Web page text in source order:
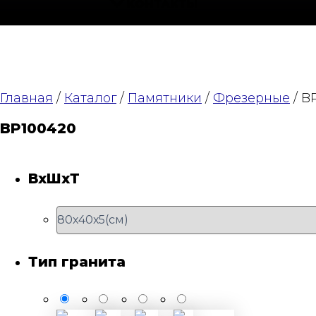
Главная / Каталог/ Памятники / Фрезерные /
BP100420
Тип гранита
ВхШхТ